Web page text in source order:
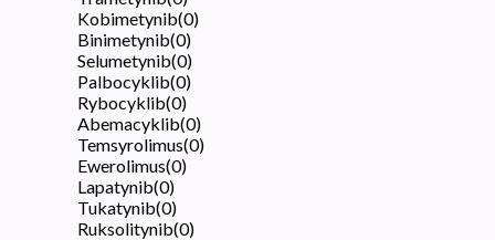
Kobimetynib(0)
Binimetynib(0)
Selumetynib(0)
Palbocyklib(0)
Rybocyklib(0)
Abemacyklib(0)
Temsyrolimus(0)
Ewerolimus(0)
Lapatynib(0)
Tukatynib(0)
Ruksolitynib(0)